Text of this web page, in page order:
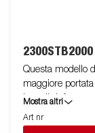
2300STB2000
Questa modello
maggiore
laterali rinforzate
carico più
anteriore e
Mostra altri
Art nr